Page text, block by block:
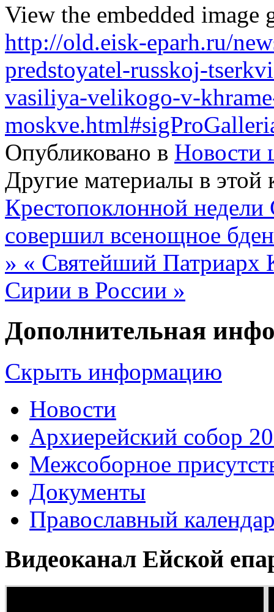
View the embedded image
http://old.eisk-eparh.ru/
predstoyatel-russkoj-
vasiliya-velikogo-v-
Опубликовано в Новости
Другие материалы в этой
Крестопоклонной
совершил всенощное
» « Святейший Патриарх
Сирии в России »
Дополнительная
Скрыть информацию
Новости
Архиерейский собор
Межсоборное
Документы
Православный
Видеоканал Ейской